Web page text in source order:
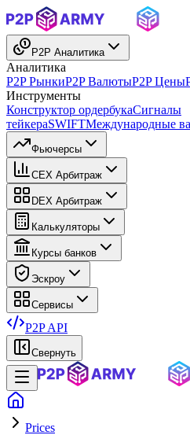
P2P Аналитика
Аналитика
P2P РынкиP2P ВалютыP2P Цены
Инструменты
Конструктор ордербукаСигналы
тейкераSWIFTМеждународные
Фьючерсы
CEX Арбитраж
DEX Арбитраж
Калькуляторы
Курсы банков
Эскроу
Сервисы
P2P API
Свернуть
Prices